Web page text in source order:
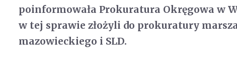
poinformowała Prokuratura Okręgowa w
w tej sprawie złożyli do prokuratury
mazowieckiego i SLD.